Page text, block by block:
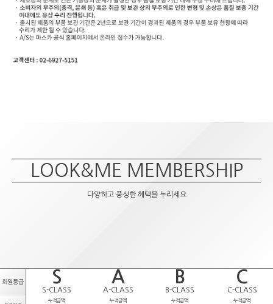
LOOK&ME MEMBERSHIP
다양하고 풍성한 혜택을 누리세요
회원등급 S A B C
S-CLASS A-CLASS B-CLASS C-CLASS
누적금액 누적금액 누적금액 누적금액